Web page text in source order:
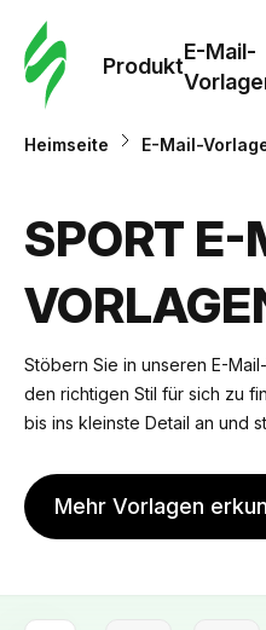
Produkt
E-Mail-
Heimseite E-Mail-
SPORT
Stöbern Sie in unseren E-
den richtigen Stil für sich zu
bis ins kleinste Detail an und
Mehr Vorlagen